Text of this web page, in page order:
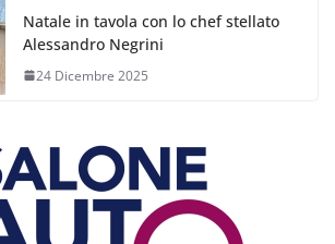
Natale in tavola con lo chef stellato
Alessandro Negrini
24 Dicembre 2025